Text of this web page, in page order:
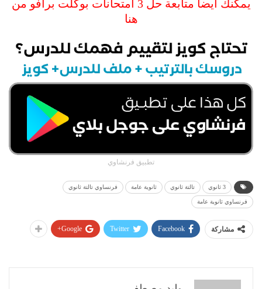
يمكنك ايضا متابعة حل 3 امتحانات بوكلت برافو من
هنا
تطبيق فرنشاوي
3 ثانوي تالتة ثانوي ثانوية عامة فرنساوي تالتة ثانوي
فرنساوي ثانوية عامة
مشاركة Facebook
Twitter
Google+